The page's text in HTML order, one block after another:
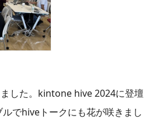
した。kintone hive 2024に登壇
でhiveトークにも花が咲きまし